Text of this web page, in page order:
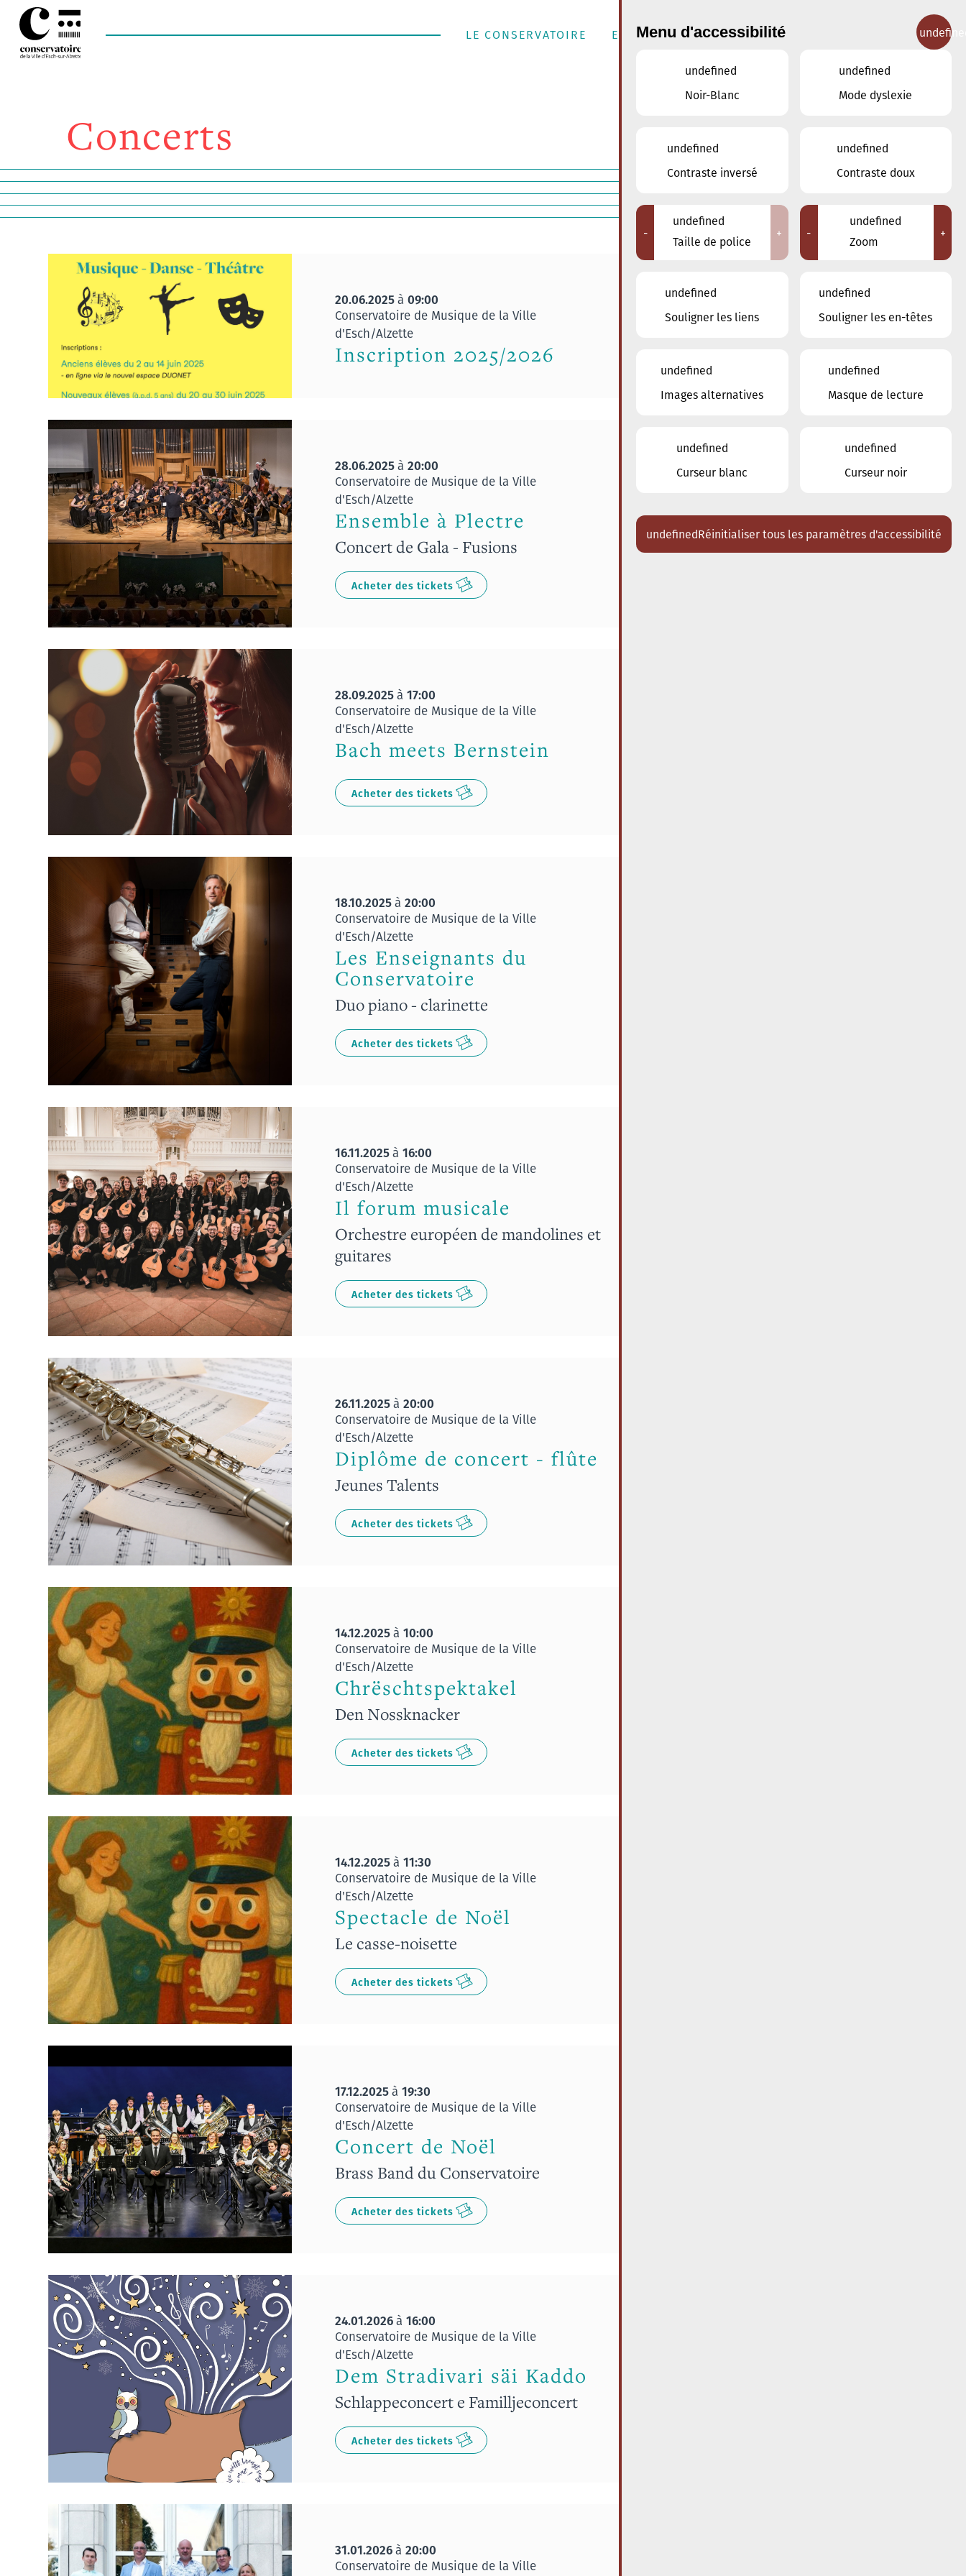
LE CONSERVATOIRE ENSEIGNEMENT MUSICAL CONTACT
Concerts
20.06.2025à 09:00
Conservatoire de Musique de la Ville
d'Esch/Alzette
Inscription 2025/2026
28.06.2025à 20:00
Conservatoire de Musique de la Ville
d'Esch/Alzette
Ensemble à Plectre
Concert de Gala - Fusions
Acheter des tickets
28.09.2025à 17:00
Conservatoire de Musique de la Ville
d'Esch/Alzette
Bach meets Bernstein
Acheter des tickets
18.10.2025à 20:00
Conservatoire de Musique de la Ville
d'Esch/Alzette
Les Enseignants du
Conservatoire
Duo piano - clarinette
Acheter des tickets
16.11.2025à 16:00
Conservatoire de Musique de la Ville
d'Esch/Alzette
Il forum musicale
Orchestre européen de mandolines et
guitares
Acheter des tickets
26.11.2025à 20:00
Conservatoire de Musique de la Ville
d'Esch/Alzette
Diplôme de concert - flûte
Jeunes Talents
Acheter des tickets
14.12.2025à 10:00
Conservatoire de Musique de la Ville
d'Esch/Alzette
Chrëschtspektakel
Den Nossknacker
Acheter des tickets
14.12.2025à 11:30
Conservatoire de Musique de la Ville
d'Esch/Alzette
Spectacle de Noël
Le casse-noisette
Acheter des tickets
17.12.2025à 19:30
Conservatoire de Musique de la Ville
d'Esch/Alzette
Concert de Noël
Brass Band du Conservatoire
Acheter des tickets
24.01.2026à 16:00
Conservatoire de Musique de la Ville
d'Esch/Alzette
Dem Stradivari säi Kaddo
Schlappeconcert e Familljeconcert
Acheter des tickets
31.01.2026à 20:00
Conservatoire de Musique de la Ville
MAI JUIN
26 27 28 30
21
24
25 28 29
30
Ariston
Brasserie Schmëdd Ellergronn
Menu d'accessibilité
undefined
Noir-Blanc
undefined
Mode dyslexie
undefined
Contraste inversé
undefined
Contraste doux
-
undefined
Taille de police
+ -
undefined
Zoom
+
undefined
Souligner les liens
undefined
Souligner les en-têtes
undefined
Images alternatives
undefined
Masque de lecture
undefined
Curseur blanc
undefined
Curseur noir
undefinedRéinitialiser tous les paramètres d'accessibilité